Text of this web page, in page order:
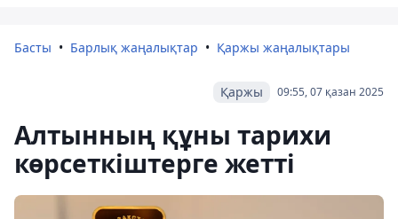
Басты Барлық жаңалықтар Қаржы жаңалықтары
09:55, 07 қазан 2025
Қаржы
Алтынның құны тарихи
көрсеткіштерге жетті